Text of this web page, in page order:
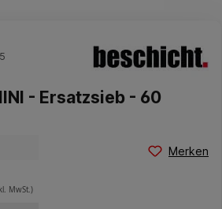
- Ersatzsieb - 60
MwSt.)
Merken